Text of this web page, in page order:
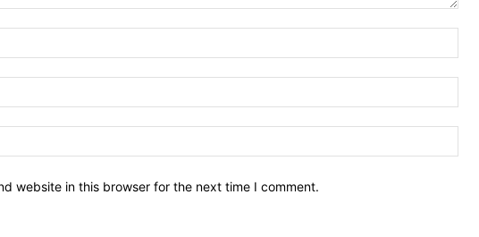
website in this browser for the next time I comment.